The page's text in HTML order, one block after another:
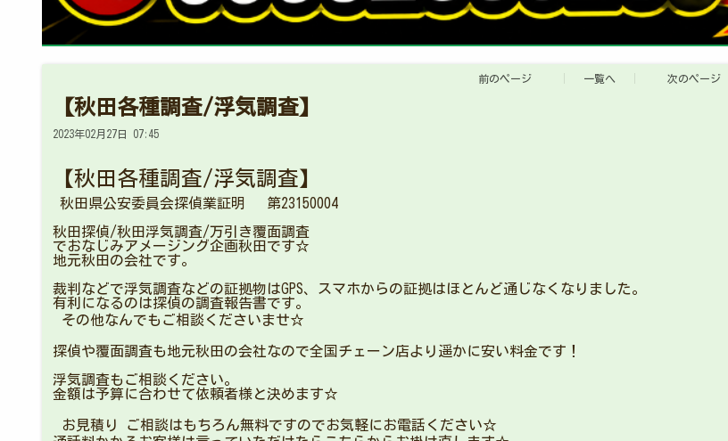
前のページ 一覧へ 次のページ
【秋田各種調査/浮気調査】
2023年02月27日 07:45
【秋田各種調査/浮気調査】
秋田県公安委員会探偵業証明 第23150004
秋田探偵/秋田浮気調査/万引き覆面調査
でおなじみアメージング企画秋田です☆
地元秋田の会社です。
裁判などで浮気調査などの証拠物はGPS、スマホからの証拠はほとんど通じなくなりました。
有利になるのは探偵の調査報告書です。
その他なんでもご相談くださいませ☆
探偵や覆面調査も地元秋田の会社なので全国チェーン店より遥かに安い料金です！
浮気調査もご相談ください。
金額は予算に合わせて依頼者様と決めます☆
お見積り ご相談はもちろん無料ですのでお気軽にお電話ください☆